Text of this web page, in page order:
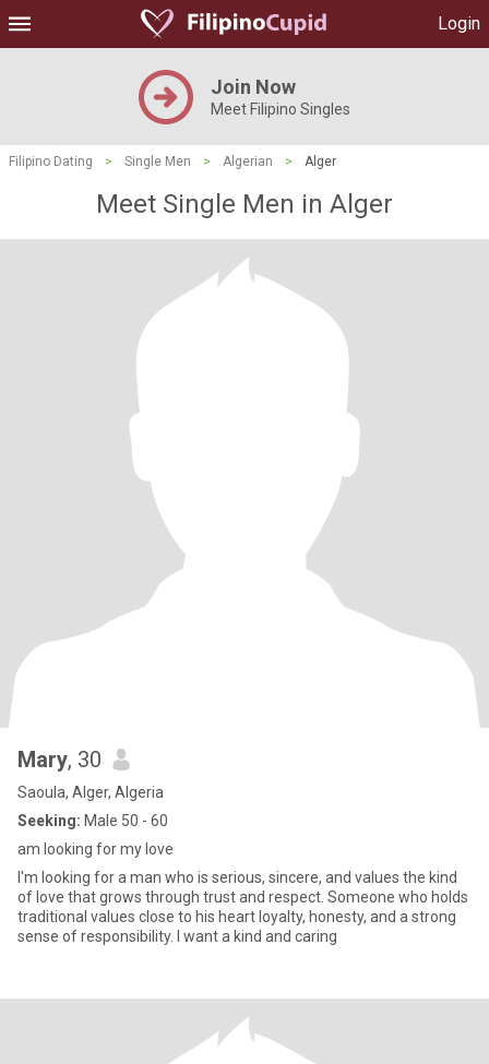
Login
Join Now
Meet Filipino Singles
Filipino Dating > Single Men > Algerian > Alger
Meet Single Men in Alger
Mary, 30
Saoula, Alger, Algeria
Seeking: Male 50 - 60
am looking for my love
I'm looking for a man who is serious, sincere, and values the kind
of love that grows through trust and respect. Someone who holds
traditional values close to his heart loyalty, honesty, and a strong
sense of responsibility. I want a kind and caring